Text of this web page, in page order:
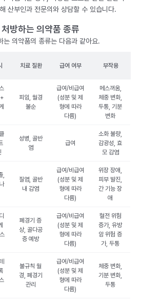
산부인과 전문의와 상담할 수 있습니다.
방하는 의약품 종류
는 의약품의 종류는 다음과 같아요.
치료 질환 급여 여부 부작용
피임, 월경
불순
급여/비급여
(성분 및 제
형에 따라
다름)
메스꺼움,
체중 변화,
두통, 기분
변화
성병, 골반
염
급여
소화 불량,
감광성, 효
모 감염
,
질염, 골반
내 감염
급여/비급여
(성분 및 제
형에 따라
다름)
위장 장애,
피부 발진,
간 기능 장
애
폐경기 증
상, 골다공
증 예방
급여/비급여
(성분 및 제
형에 따라
다름)
혈전 위험
증가, 유방
암 위험 증
가, 두통
불규칙 월
경, 폐경기
관리
급여/비급여
(성분 및 제
형에 따라
다름)
체중 변화,
기분 변화,
두통